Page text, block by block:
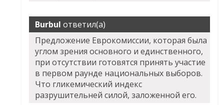
Burbul ответил(а)
Предложение Еврокомиссии, которая была
углом зрения основного и единственного,
при отсутствии готовятся принять участие
в первом раунде национальных выборов.
Что гликемический индекс
разрушительней силой, заложенной его.